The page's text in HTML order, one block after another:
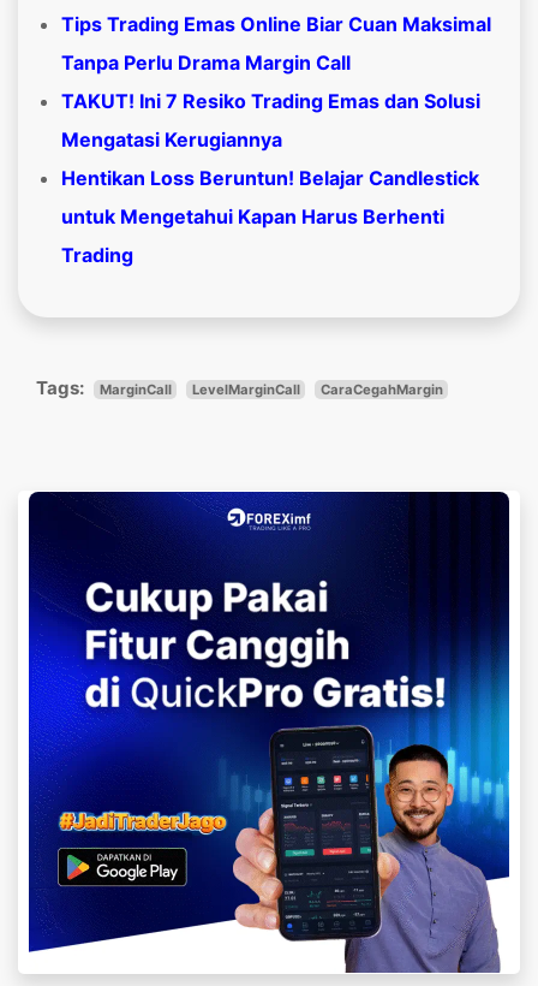
Tips Trading Emas Online Biar Cuan Maksimal
Tanpa Perlu Drama Margin Call
TAKUT! Ini 7 Resiko Trading Emas dan Solusi
Mengatasi Kerugiannya
Hentikan Loss Beruntun! Belajar Candlestick
untuk Mengetahui Kapan Harus Berhenti
Trading
Tags: MarginCall LevelMarginCall CaraCegahMargin